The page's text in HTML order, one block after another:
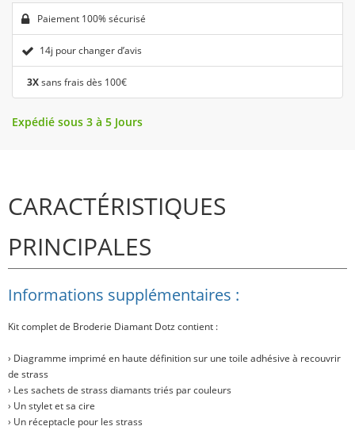
Paiement 100% sécurisé
14j pour changer d’avis
3Xsans frais dès 100€
Expédié sous 3 à 5 Jours
CARACTÉRISTIQUES
PRINCIPALES
Informations supplémentaires :
Kit complet de Broderie Diamant Dotz contient :
› Diagramme imprimé en haute définition sur une toile adhésive à recouvrir
de strass
› Les sachets de strass diamants triés par couleurs
› Un stylet et sa cire
› Un réceptacle pour les strass